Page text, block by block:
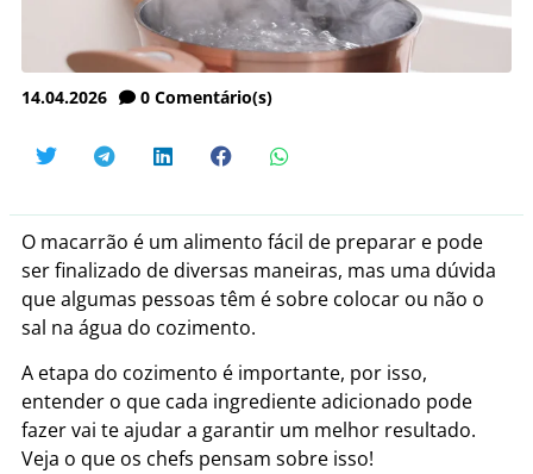
14.04.2026 0 Comentário(s)
O macarrão é um alimento fácil de preparar e pode
ser finalizado de diversas maneiras, mas uma dúvida
que algumas pessoas têm é sobre colocar ou não o
sal na água do cozimento.
A etapa do cozimento é importante, por isso,
entender o que cada ingrediente adicionado pode
fazer vai te ajudar a garantir um melhor resultado.
Veja o que os chefs pensam sobre isso!